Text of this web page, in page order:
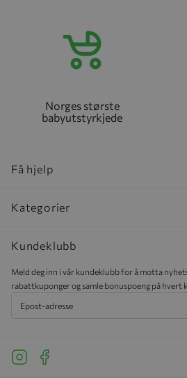
Norges største
babyutstyrkjede
Få hjelp
Kategorier
Kundeklubb
Meld deg inn i vår kundeklubb for å motta
rabattkuponger og samle bonuspoeng på hvert
See our Instagram
See our Facebook